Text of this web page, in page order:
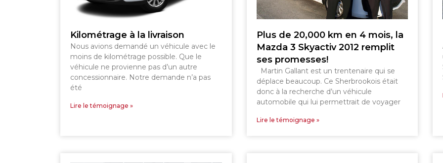
Kilométrage à la livraison
Nous avions demandé un véhicule avec le
moins de kilométrage possible. Que le
véhicule ne provienne pas d’un autre
concessionnaire. Notre demande n’a pas
été
Lire le témoignage »
Plus de 20,000 km en 4 mois, la
Mazda 3 Skyactiv 2012 remplit
ses promesses!
Martin Gallant est un trentenaire qui se
déplace beaucoup. Ce Sherbrookois était
donc à la recherche d’un véhicule
automobile qui lui permettrait de voyager
Lire le témoignage »
SHERBROOKE
SHERBROOKE
DRUMMONDVILLE
GRANBY
ST-HYACINTHE
GRANBY
SHERBROOKE